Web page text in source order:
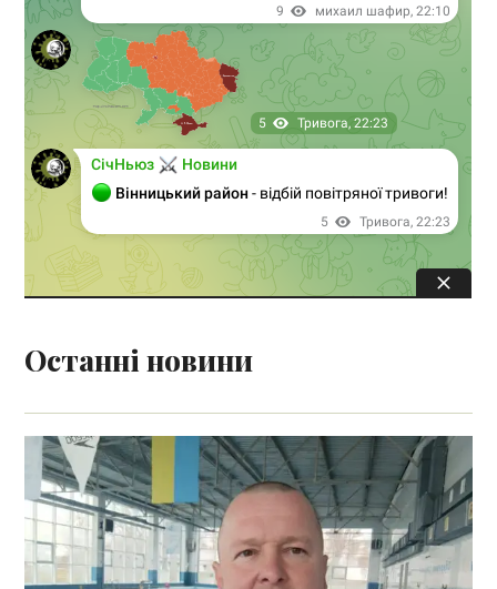
Останні новини